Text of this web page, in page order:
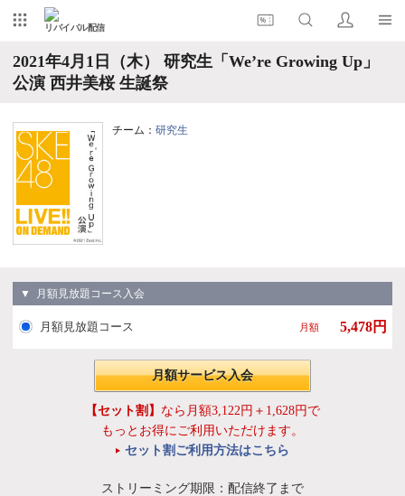
リバイバル配信
2021年4月1日（木） 研究生「We’re Growing Up」
公演 西井美桜 生誕祭
チーム： 研究生
▼ 月額見放題コース入会
月額見放題コース 月額 5,478円
月額サービス入会
【セット割】 なら月額3,122円＋1,628円で
もっとお得にご利用いただけます。
セット割ご利用方法はこちら
ストリーミング期限：配信終了まで